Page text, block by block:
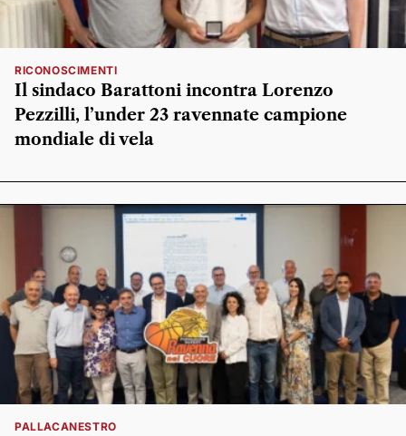
RICONOSCIMENTI
Il sindaco Barattoni incontra Lorenzo
Pezzilli, l’under 23 ravennate campione
mondiale di vela
PALLACANESTRO